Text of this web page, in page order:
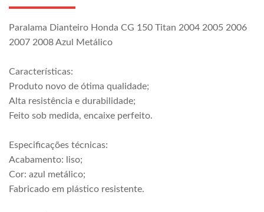
Paralama Dianteiro Honda CG 150 Titan 2004 2005 2006
2007 2008 Azul Metálico
Características:
Produto novo de ótima qualidade;
Alta resistência e durabilidade;
Feito sob medida, encaixe perfeito.
Especificações técnicas:
Acabamento: liso;
Cor: azul metálico;
Fabricado em plástico resistente.